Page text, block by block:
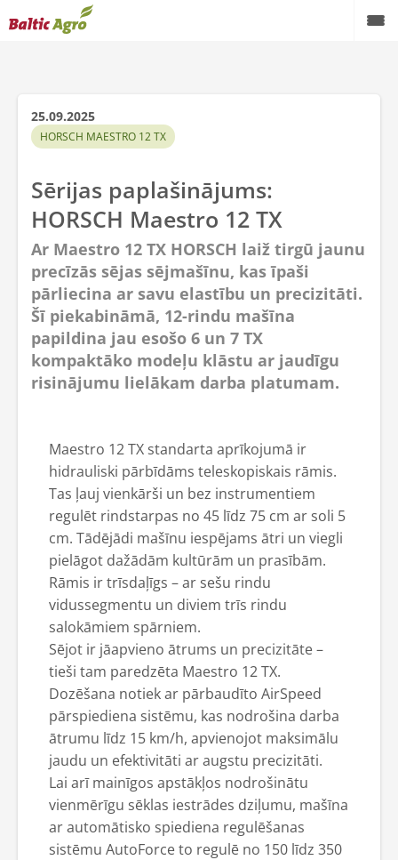
25.09.2025
HORSCH MAESTRO 12 TX
Sērijas paplašinājums:
HORSCH Maestro 12 TX
Ar Maestro 12 TX HORSCH laiž tirgū jaunu
precīzās sējas sējmašīnu, kas īpaši
pārliecina ar savu elastību un precizitāti.
Šī piekabināmā, 12-rindu mašīna
papildina jau esošo 6 un 7 TX
kompaktāko modeļu klāstu ar jaudīgu
risinājumu lielākam darba platumam.
Maestro 12 TX standarta aprīkojumā ir
hidrauliski pārbīdāms teleskopiskais rāmis.
Tas ļauj vienkārši un bez instrumentiem
regulēt rindstarpas no 45 līdz 75 cm ar soli 5
cm. Tādējādi mašīnu iespējams ātri un viegli
pielāgot dažādām kultūrām un prasībām.
Rāmis ir trīsdaļīgs – ar sešu rindu
vidussegmentu un diviem trīs rindu
salokāmiem spārniem.
Sējot ir jāapvieno ātrums un precizitāte –
tieši tam paredzēta Maestro 12 TX.
Dozēšana notiek ar pārbaudīto AirSpeed
pārspiediena sistēmu, kas nodrošina darba
ātrumu līdz 15 km/h, apvienojot maksimālu
jaudu un efektivitāti ar augstu precizitāti.
Lai arī mainīgos apstākļos nodrošinātu
vienmērīgu sēklas iestrādes dziļumu, mašīna
ar automātisko spiediena regulēšanas
sistēmu AutoForce to regulē no 150 līdz 350